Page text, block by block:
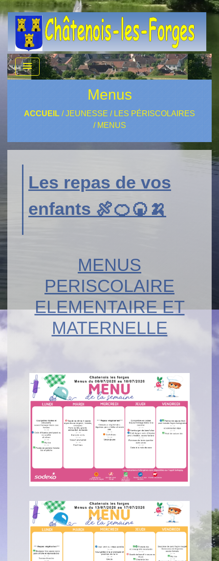
menu
Menus
ACCUEIL /JEUNESSE / LES PÉRISCOLAIRES
/ MENUS
Les repas de vos
enfants 🍖🍊🍘🍌
MENUS
PERISCOLAIRE
ELEMENTAIRE ET
MATERNELLE